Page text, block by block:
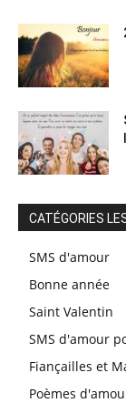
CATÉGORIES
SMS d'amour
Bonne année
Saint Valentin
SMS d'amour
Fiançailles et
Poèmes